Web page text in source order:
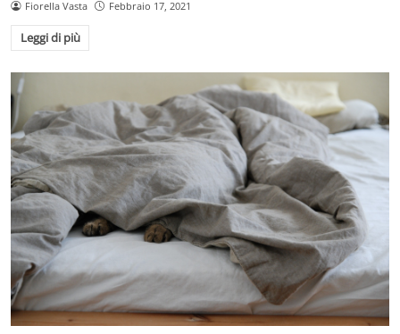
Fiorella Vasta Febbraio 17, 2021
Leggi di più